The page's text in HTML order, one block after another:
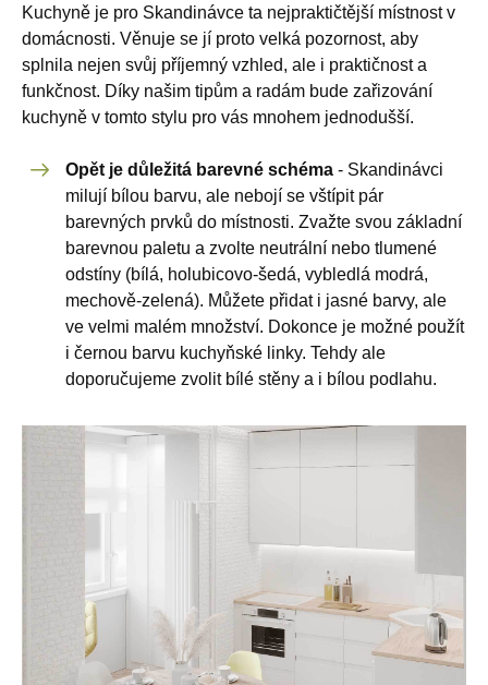
Kuchyně je pro Skandinávce ta nejpraktičtější místnost v
domácnosti. Věnuje se jí proto velká pozornost, aby
splnila nejen svůj příjemný vzhled, ale i praktičnost a
funkčnost. Díky našim tipům a radám bude zařizování
kuchyně v tomto stylu pro vás mnohem jednodušší.
Opět je důležitá barevné schéma - Skandinávci
milují bílou barvu, ale nebojí se vštípit pár
barevných prvků do místnosti. Zvažte svou základní
barevnou paletu a zvolte neutrální nebo tlumené
odstíny (bílá, holubicovo-šedá, vybledlá modrá,
mechově-zelená). Můžete přidat i jasné barvy, ale
ve velmi malém množství. Dokonce je možné použít
i černou barvu kuchyňské linky. Tehdy ale
doporučujeme zvolit bílé stěny a i bílou podlahu.